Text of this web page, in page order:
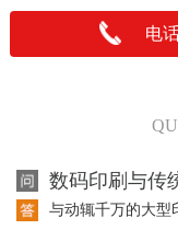
电
数码印刷与传